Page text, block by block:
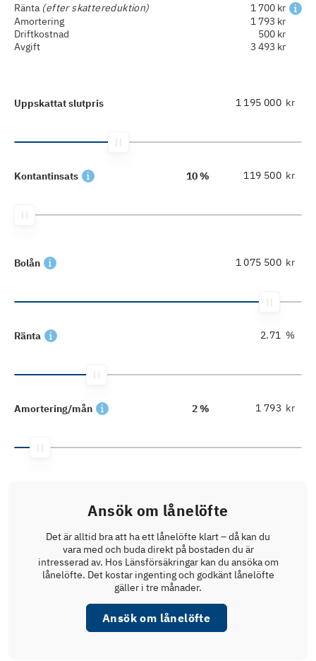
Ränta (efter skattereduktion)
1 700 kr
Amortering
1 793 kr
Driftkostnad
500 kr
Avgift
3 493 kr
Uppskattat slutpris kr
Kontantinsats 10 % kr
Bolån kr
Ränta %
Amortering/mån 2 % kr
Ansök om lånelöfte
Det är alltid bra att ha ett lånelöfte klart – då kan du
vara med och buda direkt på bostaden du är
intresserad av. Hos Länsförsäkringar kan du ansöka om
lånelöfte. Det kostar ingenting och godkänt lånelöfte
gäller i tre månader.
Ansök om lånelöfte